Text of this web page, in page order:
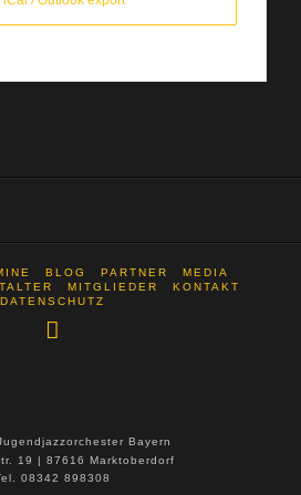
BLOG PARTNER
MEDIA
MITGLIEDER
KONTAKT
DATENSCHUTZ
Bayern
19 | 87616 Marktoberdorf
08342 898308